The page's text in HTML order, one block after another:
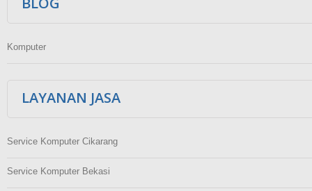
Komputer
LAYANAN JASA
Service Komputer Cikarang
Service Komputer Bekasi